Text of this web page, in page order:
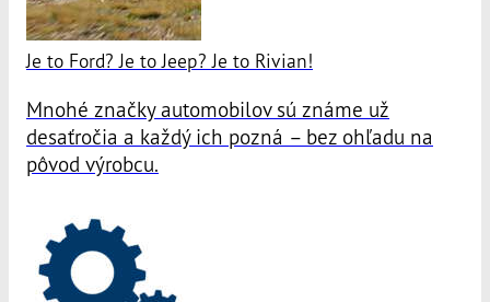
Je to Ford? Je to Jeep? Je to Rivian!
Mnohé značky automobilov sú známe už
desaťročia a každý ich pozná – bez ohľadu na
pôvod výrobcu.